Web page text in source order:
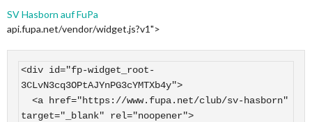
SV Hasborn auf FuPa
api.fupa.net/vendor/widget.js?v1">
<div id="fp-widget_root-
3CLvN3cq3OPtAJYnPG3cYMTXb4y">
target="_blank" rel="noopener">